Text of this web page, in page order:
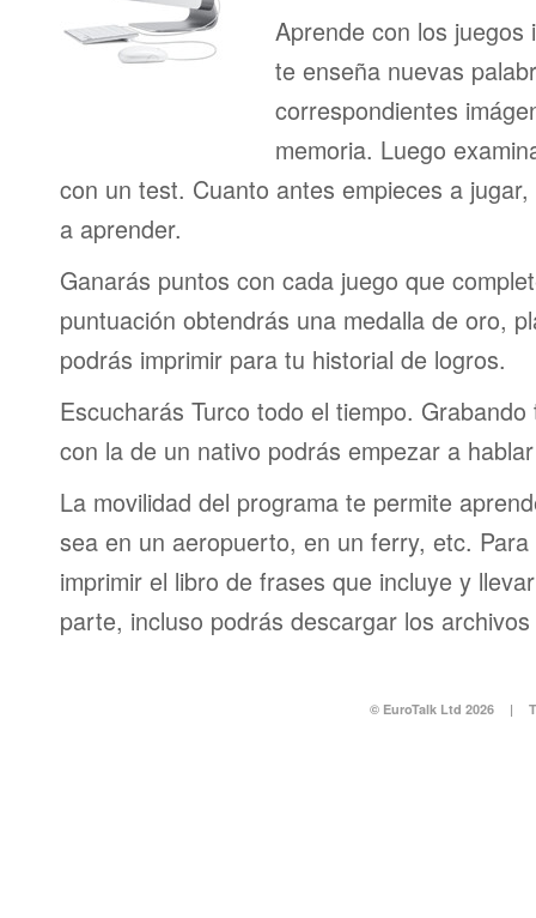
Aprende con los juegos
te enseña nuevas
correspondientes
memoria. Luego
con un test. Cuanto antes empieces a
a aprender.
Ganarás puntos con cada juego que
puntuación obtendrás una medalla de oro,
podrás imprimir para tu historial de logros.
Escucharás Turco todo el tiempo.
con la de un nativo podrás empezar a
La movilidad del programa te permite
sea en un aeropuerto, en un ferry, etc.
imprimir el libro de frases que incluye y
parte, incluso podrás descargar los
© EuroTalk Ltd 2026 |